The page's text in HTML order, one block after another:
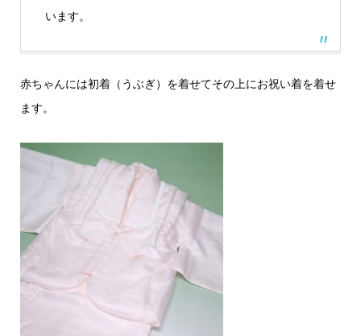
います。
赤ちゃんには初着（うぶぎ）を着せてその上にお祝い着を着せ
ます。